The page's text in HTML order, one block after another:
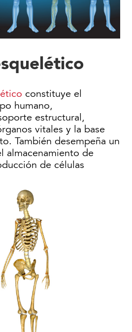
constituye el
humano,
estructural,
vitales y la base
También desempeña un
almacenamiento de
de células